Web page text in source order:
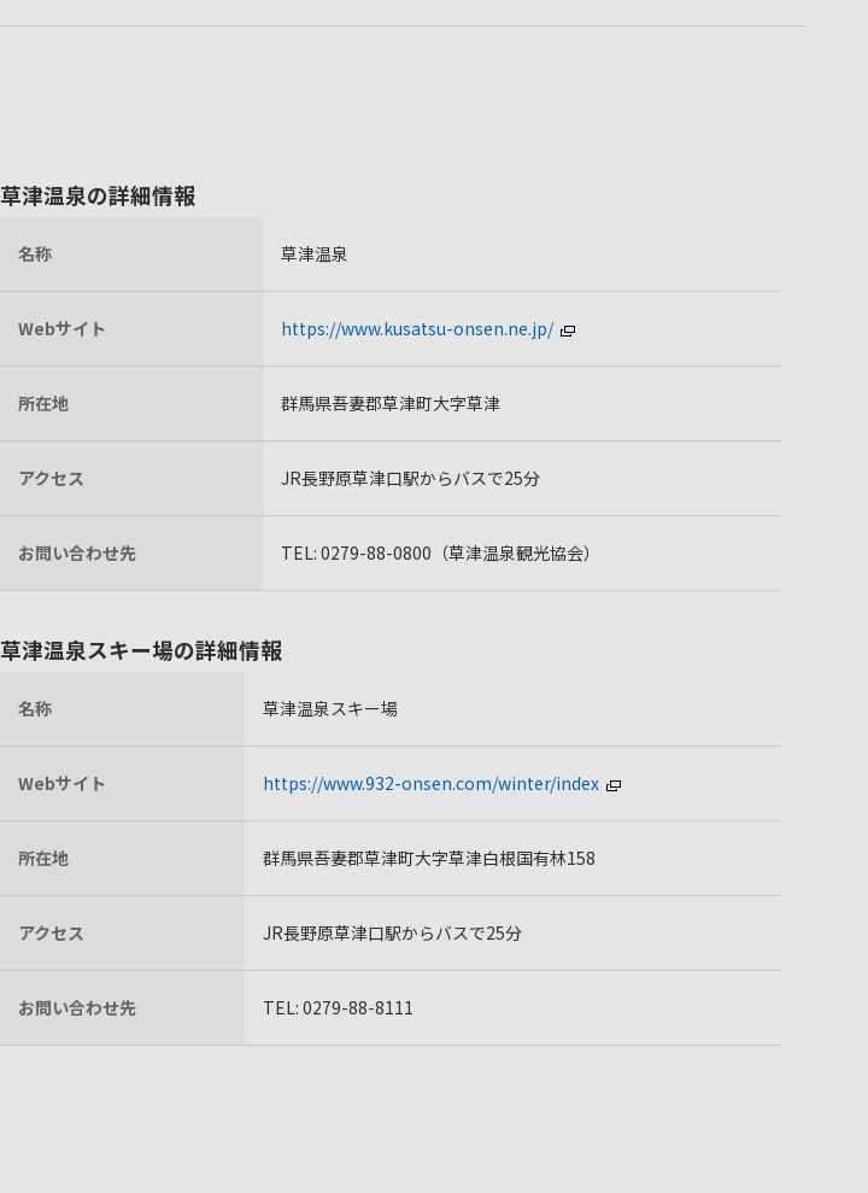
草津温泉の詳細情報
名称 草津温泉
Webサイト https://www.kusatsu-onsen.ne.jp/
所在地 群馬県吾妻郡草津町大字草津
アクセス JR長野原草津口駅からバスで25分
お問い合わせ先 TEL: 0279-88-0800（草津温泉観光協会）
草津温泉スキー場の詳細情報
名称 草津温泉スキー場
Webサイト https://www.932-onsen.com/winter/index
所在地 群馬県吾妻郡草津町大字草津白根国有林158
アクセス JR長野原草津口駅からバスで25分
お問い合わせ先 TEL: 0279-88-8111